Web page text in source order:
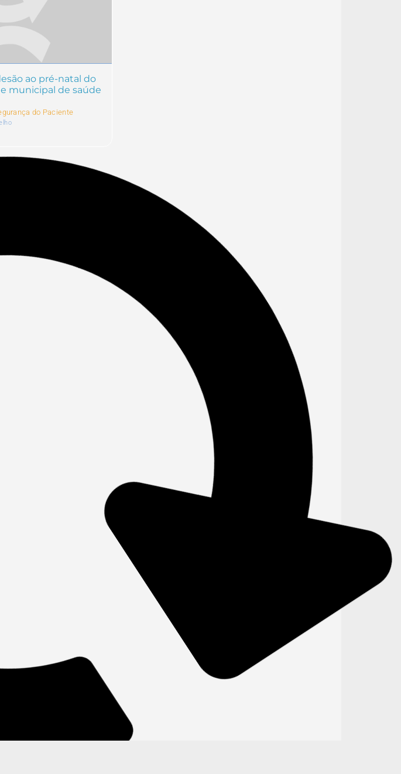
ao pré-natal do
municipal de saúde
do Paciente
singular em um
paulista
Classificação de risco familiar em
unidades de saúde no município de
Qualidade em Saúde e Segurança do Paciente
Anne Evelyn Gomes Serra
02 jun 2023